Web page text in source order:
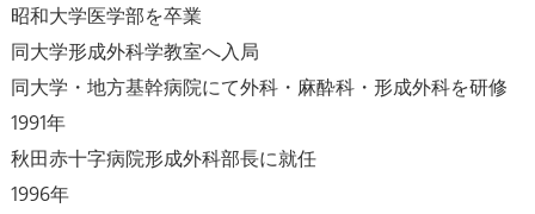
昭和大学医学部を卒業
同大学形成外科学教室へ入局
同大学・地方基幹病院にて外科・麻酔科・形成外科を研修
1991年
秋田赤十字病院形成外科部長に就任
1996年